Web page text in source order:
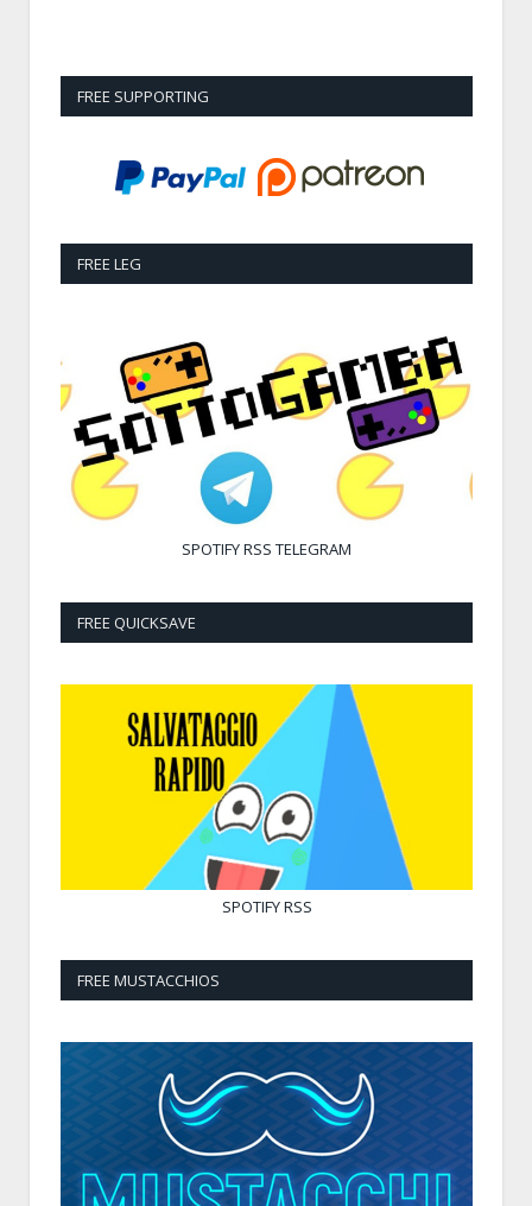
FREE SUPPORTING
FREE LEG
SPOTIFYRSS TELEGRAM
FREE QUICKSAVE
SPOTIFYRSS
FREE MUSTACCHIOS